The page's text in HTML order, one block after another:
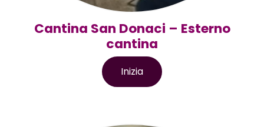
Cantina San Donaci – Esterno
cantina
Inizia